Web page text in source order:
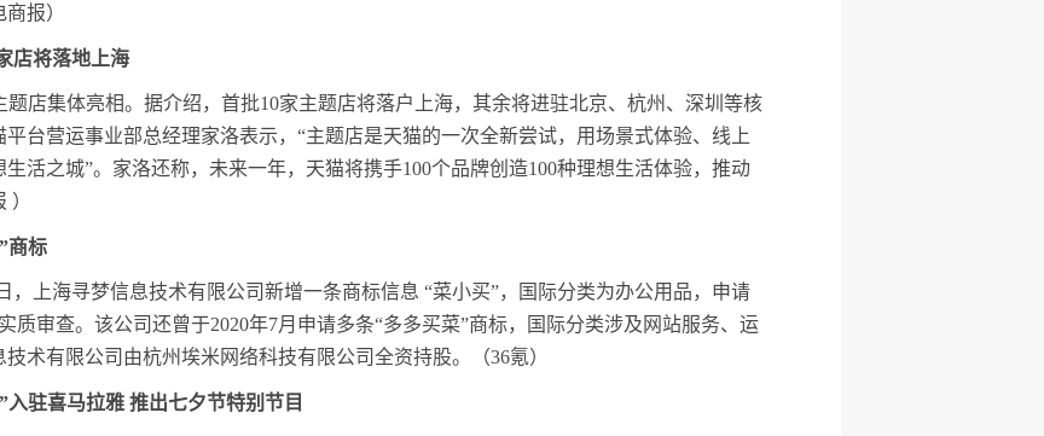
报）
店将落地上海
题店集体亮相。据介绍，首批10家主题店将落户上海，其余将进驻北京、杭州、深圳等核
台营运事业部总经理家洛表示，“主题店是天猫的一次全新尝试，用场景式体验、线上
活之城”。家洛还称，未来一年，天猫将携手100个品牌创造100种理想生活体验，推动
商标
，上海寻梦信息技术有限公司新增一条商标信息 “菜小买”，国际分类为办公用品，申请
质审查。该公司还曾于2020年7月申请多条“多多买菜”商标，国际分类涉及网站服务、运
术有限公司由杭州埃米网络科技有限公司全资持股。（36氪）
驻喜马拉雅 推出七夕节特别节目